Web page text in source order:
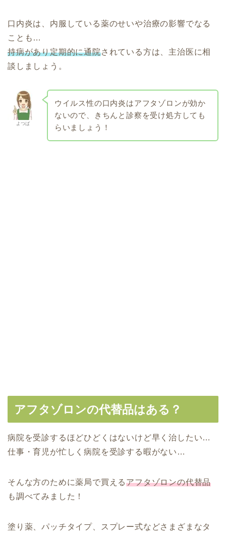
口内炎は、内服している薬のせいや治療の影響でなる
ことも…
持病があり定期的に通院されている方は、主治医に相
談しましょう。
よつば
ウイルス性の口内炎はアフタゾロンが効か
ないので、きちんと診察を受け処方しても
らいましょう！
アフタゾロンの代替品はある？
病院を受診するほどひどくはないけど早く治したい…
仕事・育児が忙しく病院を受診する暇がない…
そんな方のために薬局で買えるアフタゾロンの代替品
も調べてみました！
塗り薬、パッチタイプ、スプレー式などさまざまなタ